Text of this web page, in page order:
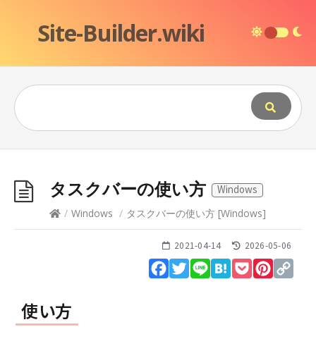
Site-Builder.wiki
タスクバーの使い方
Windows
/ Windows / タスクバーの使い方 [Windows]
2021-04-14 2026-05-06
Facebook
Twitter
Line HatenaPocket
使い方